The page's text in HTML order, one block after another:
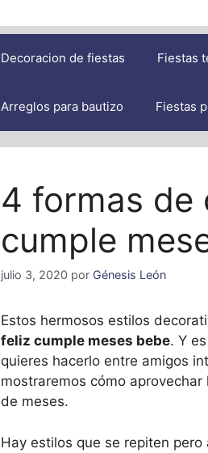
Decoracion de fiestas Fiestas
Arreglos para bautizo Fiestas
4 formas de
cumple
julio 3, 2020 por Génesis León
Estos hermosos estilos
feliz cumple meses bebe. Y
quieres hacerlo entre amigos
mostraremos cómo
de meses.
Hay estilos que se repiten